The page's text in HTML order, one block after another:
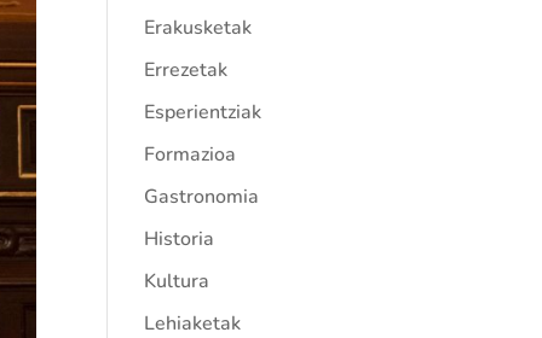
Erakusketak
Errezetak
Esperientziak
Formazioa
Gastronomia
Historia
Kultura
Lehiaketak